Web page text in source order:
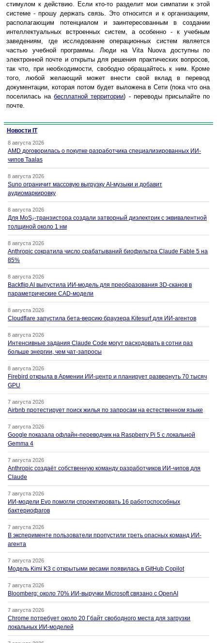
стимулом к действию. Если кто-то разделит мои симпатии к этой
системе - прошу держать связь. Это относится и к организациям,
располагающим потенциалом и заинтересованным в создании
интеллектуальных встроенных систем, а особенно - к учебным
заведениям, где исследование операционных систем является
частью учебной программы. Люди на Vita Nuova доступны по
электронной почте и открыты для решения практических вопросов,
так что, при необходимости, свободно обращайтесь к ним. Кроме
того, любой желающий может внести свой вклад в перевод
документации, которая потом будет выложена в Сети (пока что она
поселилась набесплатной территории) - переводы присылайте по
почте.
Новости IT
8 августа 2026
AMD договорилась о покупке разработчика специализированных ИИ-
чипов Taalas
8 августа 2026
Suno ограничит массовую выгрузку AI-музыки и добавит
аудиомаркировку
8 августа 2026
Для MoS₂-транзистора создали затворный диэлектрик с эквивалентной
толщиной около 1 нм
8 августа 2026
Anthropic сократила число срабатываний биофильтра Claude Fable 5 на
85%
8 августа 2026
Backflip AI выпустила ИИ-модель для преобразования 3D-сканов в
параметрические CAD-модели
8 августа 2026
Cloudflare запустила бета-версию браузера Kitesurf для ИИ-агентов
8 августа 2026
Интенсивные задания Claude Code могут расходовать в сотни раз
больше энергии, чем чат-запросы
8 августа 2026
Firebird открыла в Армении ИИ-центр и планирует развернуть 70 тысяч
GPU
7 августа 2026
Airbnb протестирует поиск жилья по запросам на естественном языке
7 августа 2026
Google показала офлайн-переводчик на Raspberry Pi 5 с локальной
Gemma 4
7 августа 2026
Anthropic создаёт собственную команду разработчиков ИИ-чипов для
Claude
7 августа 2026
ИИ-модели Evo помогли спроектировать 16 работоспособных
бактериофагов
7 августа 2026
В эксперименте пользователи пропустили треть опасных команд ИИ-
агента
7 августа 2026
Модель Kimi K3 с открытыми весами появилась в GitHub Copilot
7 августа 2026
Bloomberg: около 70% ИИ-выручки Microsoft связано с OpenAI
7 августа 2026
Chrome потребует около 20 Гбайт свободного места для загрузки
локальных ИИ-моделей